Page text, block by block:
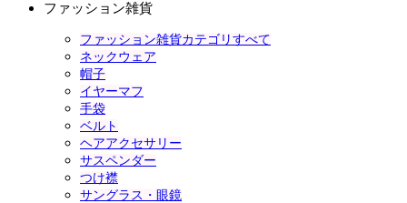
ファッション雑貨
ファッション雑貨カテゴリすべて
ネックウェア
帽子
イヤーマフ
手袋
ベルト
ヘアアクセサリー
サスペンダー
つけ襟
サングラス・眼鏡